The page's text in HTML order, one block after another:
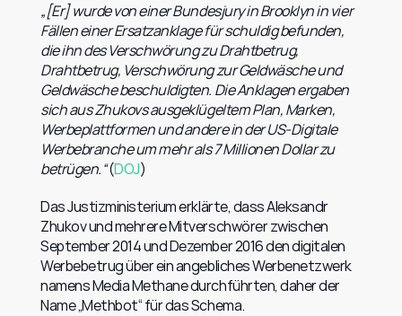
„[Er] wurde von einer Bundesjury in Brooklyn in vier
Fällen einer Ersatzanklage für schuldig befunden,
die ihn des Verschwörung zu Drahtbetrug,
Drahtbetrug, Verschwörung zur Geldwäsche und
Geldwäsche beschuldigten. Die Anklagen ergaben
sich aus Zhukovs ausgeklügeltem Plan, Marken,
Werbeplattformen und andere in der US-Digitale
Werbebranche um mehr als 7 Millionen Dollar zu
betrügen.“ (DOJ)
Das Justizministerium erklärte, dass Aleksandr
Zhukov und mehrere Mitverschwörer zwischen
September 2014 und Dezember 2016 den digitalen
Werbebetrug über ein angebliches Werbenetzwerk
namens Media Methane durchführten, daher der
Name „Methbot“ für das Schema.